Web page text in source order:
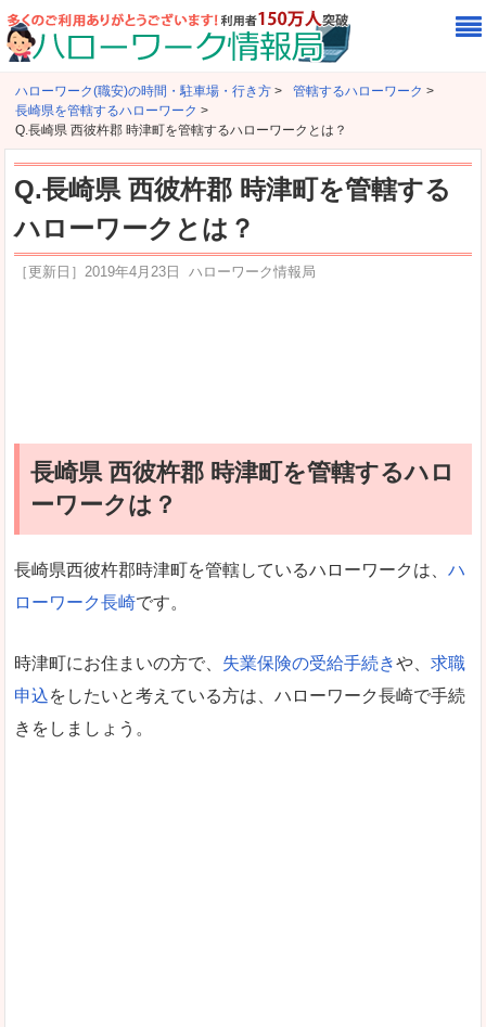
ハローワーク(職安)の時間・駐車場・行き方 > 管轄するハローワーク >
長崎県を管轄するハローワーク >
Q.長崎県 西彼杵郡 時津町を管轄するハローワークとは？
Q.長崎県 西彼杵郡 時津町を管轄する
ハローワークとは？
［更新日］ 2019年4月23日 ハローワーク情報局
長崎県 西彼杵郡 時津町を管轄するハロ
ーワークは？
長崎県西彼杵郡時津町を管轄しているハローワークは、 ハ
ローワーク長崎です。
時津町にお住まいの方で、 失業保険の受給手続きや、 求職
申込をしたいと考えている方は、ハローワーク長崎で手続
きをしましょう。